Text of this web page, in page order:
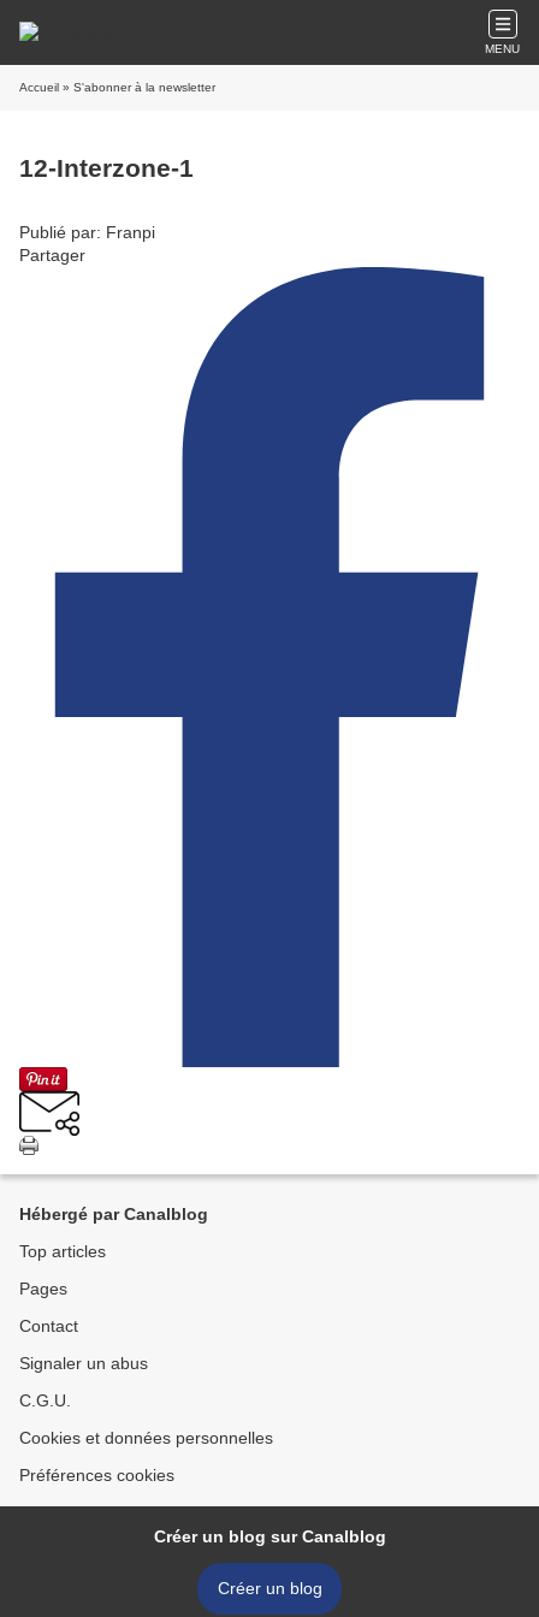
MENU
Accueil » S'abonner à la newsletter
12-Interzone-1
Publié par: Franpi
Partager
Hébergé par Canalblog
Top articles
Pages
Contact
Signaler un abus
C.G.U.
Cookies et données personnelles
Préférences cookies
Créer un blog sur Canalblog
Créer un blog